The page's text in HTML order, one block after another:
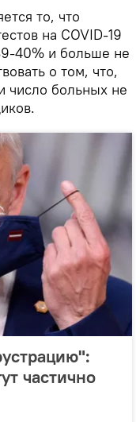
то, что
на COVID-19
40% и больше не
о том, что,
число больных не
частично